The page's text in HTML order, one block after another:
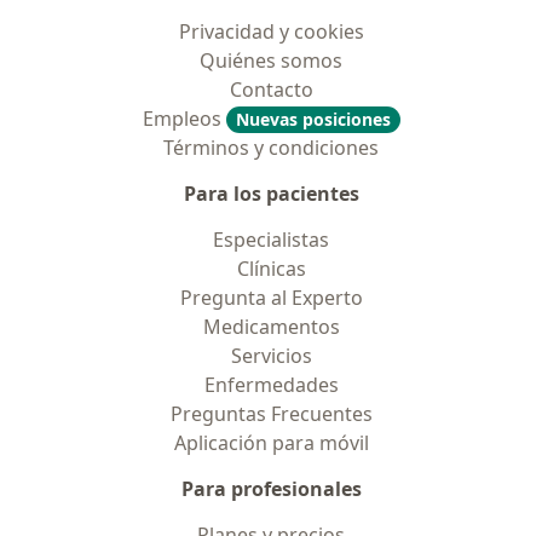
Privacidad y cookies
Quiénes somos
Contacto
Empleos
Nuevas posiciones
Términos y condiciones
Para los pacientes
Especialistas
Clínicas
Pregunta al Experto
Medicamentos
Servicios
Enfermedades
Preguntas Frecuentes
Aplicación para móvil
Para profesionales